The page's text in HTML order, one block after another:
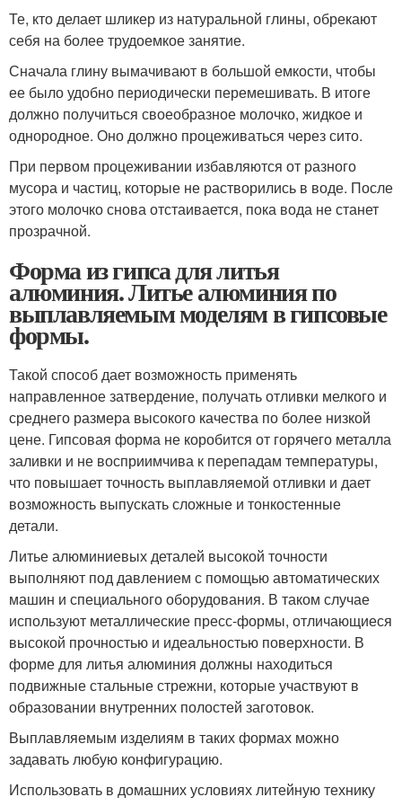
Те, кто делает шликер из натуральной глины, обрекают
себя на более трудоемкое занятие.
Сначала глину вымачивают в большой емкости, чтобы
ее было удобно периодически перемешивать. В итоге
должно получиться своеобразное молочко, жидкое и
однородное. Оно должно процеживаться через сито.
При первом процеживании избавляются от разного
мусора и частиц, которые не растворились в воде. После
этого молочко снова отстаивается, пока вода не станет
прозрачной.
Форма из гипса для литья
алюминия. Литье алюминия по
выплавляемым моделям в гипсовые
формы.
Такой способ дает возможность применять
направленное затвердение, получать отливки мелкого и
среднего размера высокого качества по более низкой
цене. Гипсовая форма не коробится от горячего металла
заливки и не восприимчива к перепадам температуры,
что повышает точность выплавляемой отливки и дает
возможность выпускать сложные и тонкостенные
детали.
Литье алюминиевых деталей высокой точности
выполняют под давлением с помощью автоматических
машин и специального оборудования. В таком случае
используют металлические пресс-формы, отличающиеся
высокой прочностью и идеальностью поверхности. В
форме для литья алюминия должны находиться
подвижные стальные стрежни, которые участвуют в
образовании внутренних полостей заготовок.
Выплавляемым изделиям в таких формах можно
задавать любую конфигурацию.
Использовать в домашних условиях литейную технику